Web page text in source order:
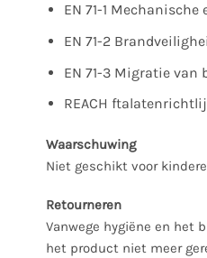
EN 71-1
EN 71-2
EN 71-3 Migratie van
REACH
Waarschuwing
Niet geschikt voor
Retourneren
Vanwege hygiëne en het
het product niet meer